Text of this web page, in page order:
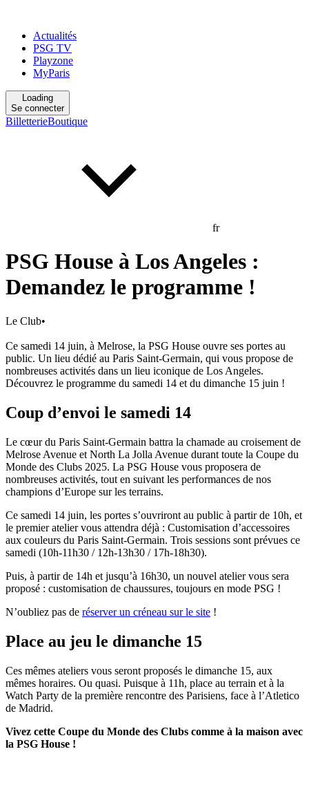
Actualités
PSG TV
Playzone
MyParis
Loading
Se connecter
BilletterieBoutique
fr
PSG House à Los Angeles :
Demandez le programme !
Le Club•
Ce samedi 14 juin, à Melrose, la PSG House ouvre ses portes au
public. Un lieu dédié au Paris Saint-Germain, qui vous propose de
nombreuses activités dans un lieu iconique de Los Angeles.
Découvrez le programme du samedi 14 et du dimanche 15 juin !
Coup d’envoi le samedi 14
Le cœur du Paris Saint-Germain battra la chamade au croisement de
Melrose Avenue et North La Jolla Avenue durant toute la Coupe du
Monde des Clubs 2025. La PSG House vous proposera de
nombreuses activités, tout en suivant les performances de nos
champions d’Europe sur les terrains.
Ce samedi 14 juin, les portes s’ouvriront au public à partir de 10h, et
le premier atelier vous attendra déjà : Customisation d’accessoires
aux couleurs du Paris Saint-Germain. Trois sessions sont prévues ce
samedi (10h-11h30 / 12h-13h30 / 17h-18h30).
Puis, à partir de 14h et jusqu’à 16h30, un nouvel atelier vous sera
proposé : customisation de chaussures, toujours en mode PSG !
N’oubliez pas de réserver un créneau sur le site !
Place au jeu le dimanche 15
Ces mêmes ateliers vous seront proposés le dimanche 15, aux
mêmes horaires. Ou quasi. Puisque à 11h, place au terrain et à la
Watch Party de la première rencontre des Parisiens, face à l’Atletico
de Madrid.
Vivez cette Coupe du Monde des Clubs comme à la maison avec
la PSG House !